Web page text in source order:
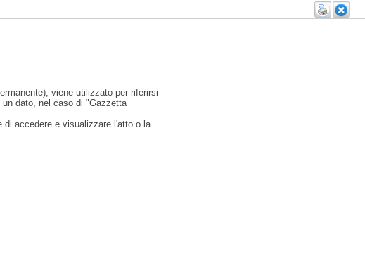
viene utilizzato per riferirsi
dato, nel caso di "Gazzetta
di accedere e visualizzare l'atto o la